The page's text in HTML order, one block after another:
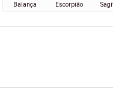
Balança Escorpião